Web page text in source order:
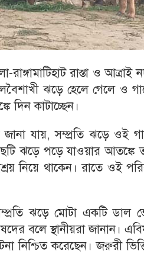
রাস্তা ও আত্রাই
ঝড়ে হেলে গেলে ও
দিন কাটাচ্ছেন।
যায়, সম্প্রতি ঝড়ে ওই
ঝড়ে পড়ে যাওয়ার আতঙ্কে
নিয়ে থাকেন। রাতে ওই
ঝড়ে মোটা একটি ডাল
বলে স্থানীয়রা জানান।
নিশ্চিত করেছেন। জরুরী